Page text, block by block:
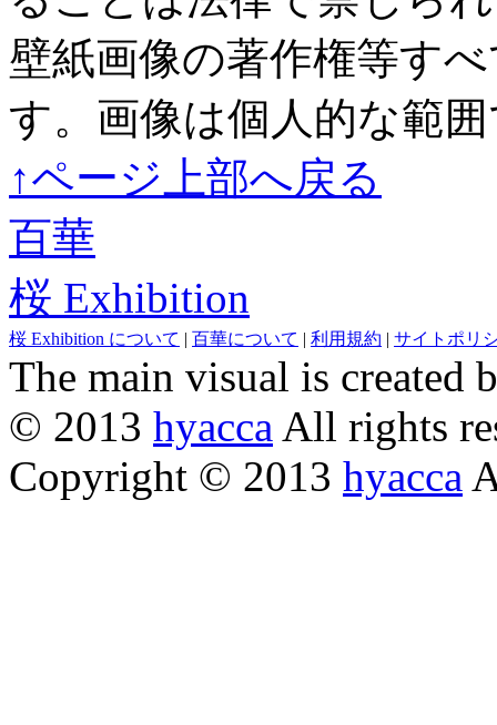
壁紙画像の著作権等す
す。画像は個人的な範
↑ページ上部へ戻る
百華
桜 Exhibition
桜 Exhibition について | 百華について | 利用規約 | サイトポリ
The main visual is created
© 2013 hyacca All rights
Copyright © 2013 hyacca